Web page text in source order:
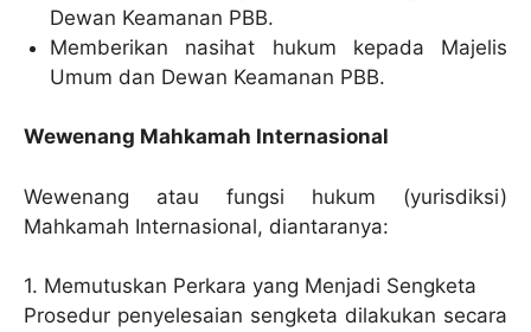
Dewan Keamanan PBB.
Memberikan nasihat hukum kepada Majelis
Umum dan Dewan Keamanan PBB.
Wewenang Mahkamah Internasional
Wewenang atau fungsi hukum (yurisdiksi)
Mahkamah Internasional, diantaranya:
1. Memutuskan Perkara yang Menjadi Sengketa
Prosedur penyelesaian sengketa dilakukan secara